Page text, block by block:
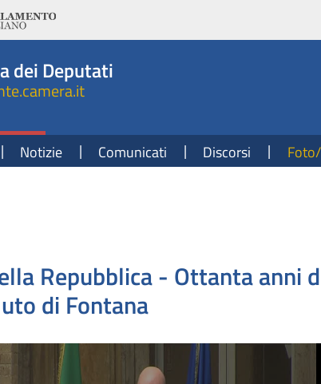
Deputati
dei Deputati
Notizie Comunicati Discorsi
Repubblica - Ottanta anni
di Fontana